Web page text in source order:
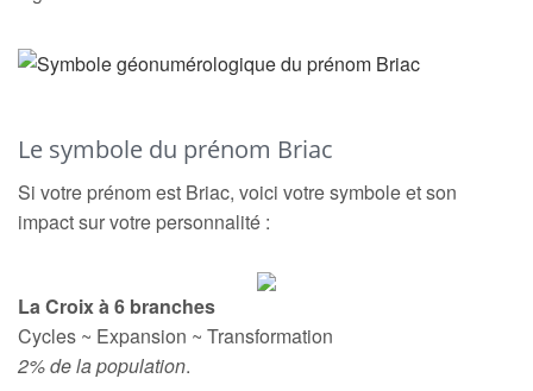
Le symbole du prénom Briac
Si votre prénom est Briac, voici votre symbole et son
impact sur votre personnalité :
La Croix à 6 branches
Cycles ~ Expansion ~ Transformation
2% de la population.